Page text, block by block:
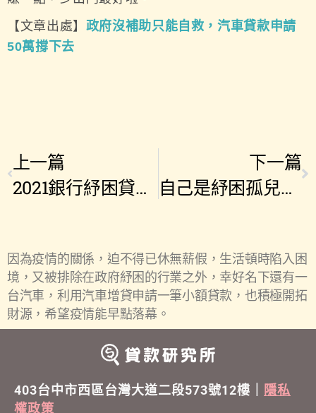
【文章出處】 政府沒補助只能自救，汽車貸款申請
50萬撐下去
上一篇
2021銀行紓困貸款&債務協助個人及企業(房貸、車貸、信用卡、消費型貸款)
下一篇
自己是紓困孤兒怎麼辦？政府會有其他補助方案嗎？
因為疫情的關係，迫不得已休無薪假，生活頓時陷入困
境，又被排除在政府紓困的行業之外，幸好名下還有一
台汽車，利用汽車增貸申請一筆小額貸款，也積極開拓
財源，希望疫情能早點落幕。
403台中市西區台灣大道二段573號12樓｜
隱私
權政策